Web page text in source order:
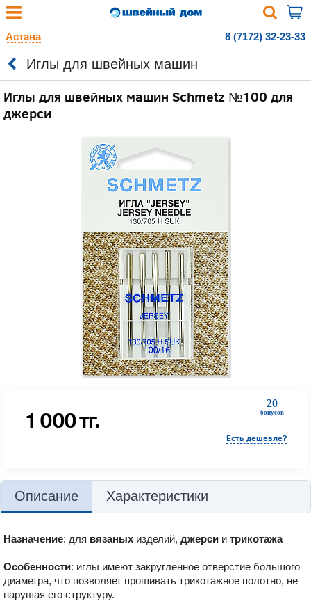
Астана 8 (7172) 32-23-33
Иглы для швейных машин
Иглы для швейных машин Schmetz №100 для
джерси
20
бонусов
1 000тг.
Есть дешевле?
Описание Характеристики
Назначение: для вязаных изделий, джерси и трикотажа
Особенности: иглы имеют закругленное отверстие большого
диаметра, что позволяет прошивать трикотажное полотно, не
нарушая его структуру.